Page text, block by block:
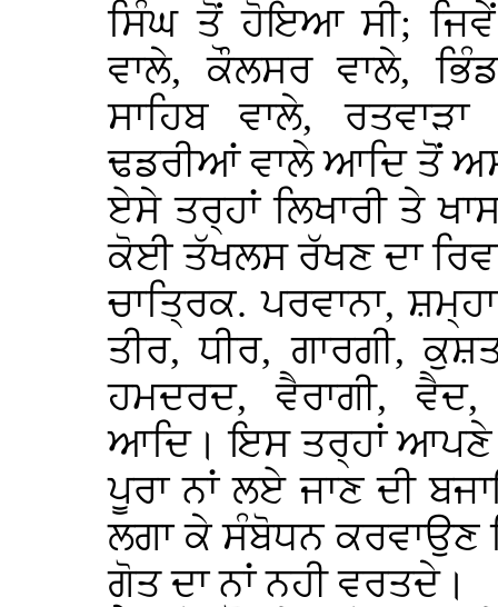
ਸਿੰਘ ਤੋਂ ਹੋਇਆ ਸੀ; ਜਿਵੇਂ
ਵਾਲੇ, ਕੌਲਸਰ ਵਾਲੇ,
ਸਾਹਿਬ ਵਾਲੇ,
ਢਡਰੀਆਂ ਵਾਲੇ ਆਦਿ ਤੋਂ
ਏਸੇ ਤਰ੍ਹਾਂ ਲਿਖਾਰੀ ਤੇ
ਕੋਈ ਤੱਖਲਸ ਰੱਖਣ ਦਾ
ਚਾਤ੍ਰਿਕ. ਪਰਵਾਨਾ,
ਤੀਰ, ਧੀਰ, ਗਾਰਗੀ,
ਹਮਦਰਦ, ਵੈਰਾਗੀ,
ਆਦਿ। ਇਸ ਤਰ੍ਹਾਂ ਆਪਣੇ
ਪੂਰਾ ਨਾਂ ਲਏ ਜਾਣ ਦੀ
ਲਗਾ ਕੇ ਸੰਬੋਧਨ ਕਰਵਾਉਣ
ਗੋਤ ਦਾ ਨਾਂ ਨਹੀ ਵਰਤਦੇ।